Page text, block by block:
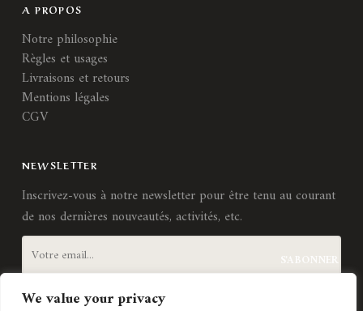
We value your privacy
A PROPOS
Notre philosophie
Règles et usages
Livraisons et retours
Mentions légales
CGV
NEWSLETTER
Inscrivez-vous à notre newsletter pour être tenu au courant
de nos dernières nouveautés, activités, etc.